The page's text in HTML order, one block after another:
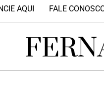
AQUI FALE